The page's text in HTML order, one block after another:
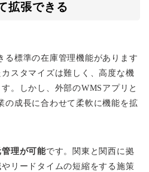
拡張できる
る標準の在庫管理機能があります
スタマイズは難しく、高度な機
。しかし、外部のWMSアプリと
の成長に合わせて柔軟に機能を拡
理が可能です。関東と関西に拠
リードタイムの短縮をする施策